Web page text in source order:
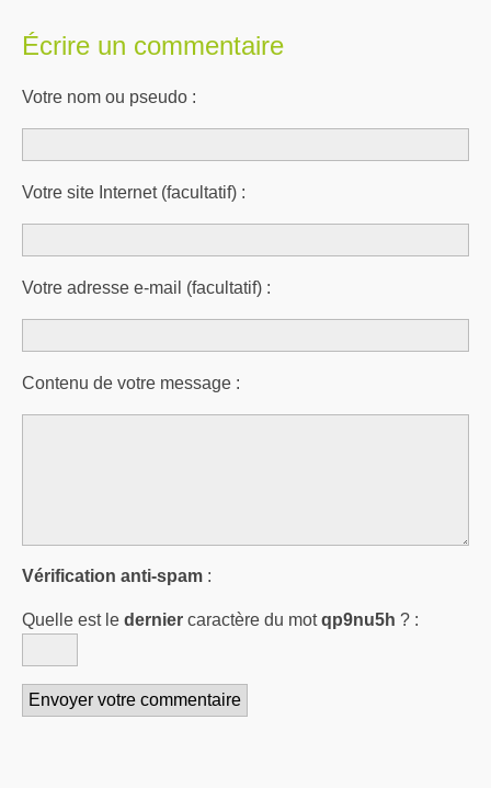
Écrire un commentaire
Votre nom ou pseudo :
Votre site Internet (facultatif) :
Votre adresse e-mail (facultatif) :
Contenu de votre message :
Vérification anti-spam :
Quelle est le dernier caractère du motqp9nu5h ? :